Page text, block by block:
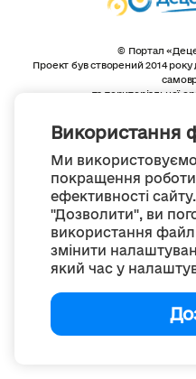
Використання
Ми
покращення
ефективності
"Дозволити", ви
використання
змінити
який час у
© Портал
Проект був створений 2014
та територіальної
Весь контент
Creative Commons
якщо не